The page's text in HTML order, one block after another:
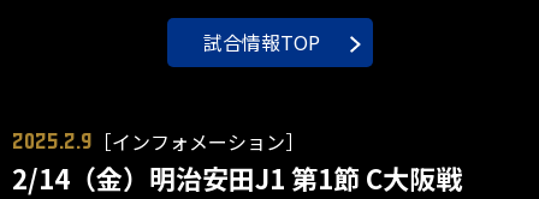
試合情報TOP
2025.2.9 ［インフォメーション］
2/14（金）明治安田J1 第1節 C大阪戦